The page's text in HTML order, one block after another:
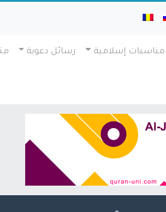
مناسبات إسلامية رسائل دعوية